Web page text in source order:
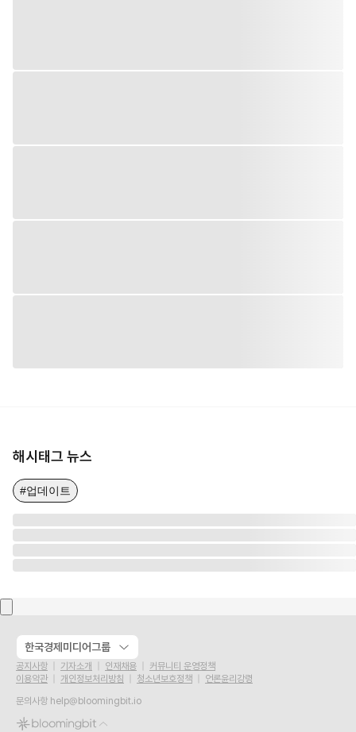
해시태그 뉴스
#업데이트
한국경제미디어그룹
공지사항 기자소개 인재채용
커뮤니티 운영정책
이용약관
개인정보처리방침 청소년보호정책
언론윤리강령
문의사항 help@bloomingbit.io